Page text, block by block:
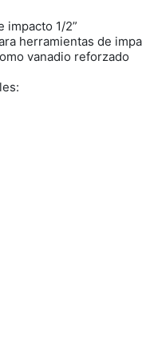
impacto 1/2”
herramientas de
vanadio reforzado